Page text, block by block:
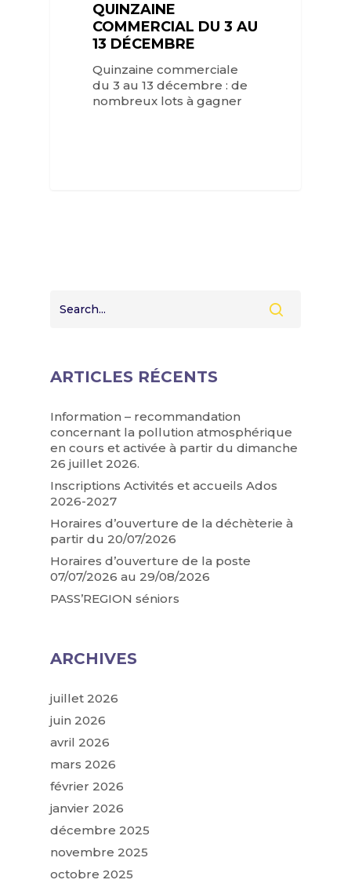
QUINZAINE
COMMERCIAL DU 3 AU
13 DÉCEMBRE
Quinzaine commerciale
du 3 au 13 décembre : de
nombreux lots à gagner
ARTICLES RÉCENTS
Information – recommandation
concernant la pollution atmosphérique
en cours et activée à partir du dimanche
26 juillet 2026.
Inscriptions Activités et accueils Ados
2026-2027
Horaires d’ouverture de la déchèterie à
partir du 20/07/2026
Horaires d’ouverture de la poste
07/07/2026 au 29/08/2026
PASS’REGION séniors
ARCHIVES
juillet 2026
juin 2026
avril 2026
mars 2026
février 2026
janvier 2026
décembre 2025
novembre 2025
octobre 2025